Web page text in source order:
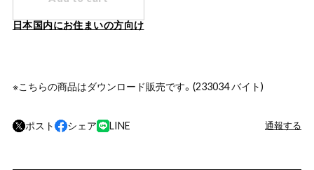
日本国内にお住まいの方向け
※こちらの商品はダウンロード販売です。(233034 バイト)
ポスト シェア LINE 通報する